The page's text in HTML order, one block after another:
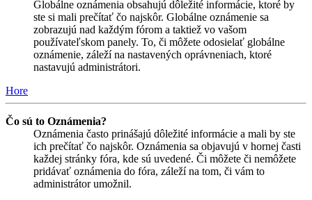
Globálne oznámenia obsahujú dôležité informácie, ktoré by
ste si mali prečítať čo najskôr. Globálne oznámenie sa
zobrazujú nad každým fórom a taktiež vo vašom
používateľskom panely. To, či môžete odosielať globálne
oznámenie, záleží na nastavených oprávneniach, ktoré
nastavujú administrátori.
Hore
Čo sú to Oznámenia?
Oznámenia často prinášajú dôležité informácie a mali by ste
ich prečítať čo najskôr. Oznámenia sa objavujú v hornej časti
každej stránky fóra, kde sú uvedené. Či môžete či nemôžete
pridávať oznámenia do fóra, záleží na tom, či vám to
administrátor umožnil.